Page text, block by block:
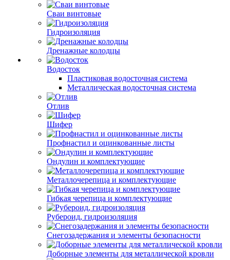
Сваи винтовые
Гидроизоляция
Дренажные колодцы
Водосток
Пластиковая водосточная система
Металлическая водосточная система
Отлив
Шифер
Профнастил и оцинкованные листы
Ондулин и комплектующие
Металлочерепица и комплектующие
Гибкая черепица и комплектующие
Рубероид, гидроизоляция
Снегозадержания и элементы безопасности
Доборные элементы для металлической кровли